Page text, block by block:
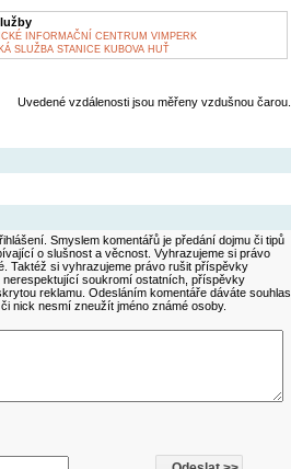
INFORMAČNÍ CENTRUM VIMPERK
SLUŽBA STANICE KUBOVA HUŤ
Uvedené vzdálenosti jsou měřeny vzdušnou čarou.
Smyslem komentářů je předání dojmu či tipů
o slušnost a věcnost. Vyhrazujeme si právo
Taktéž si vyhrazujeme právo rušit příspěvky
soukromí ostatních, příspěvky
reklamu. Odesláním komentáře dáváte souhlas
nick nesmí zneužít jméno známé osoby.